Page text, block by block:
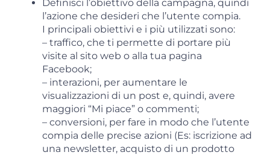
Definisci l’obiettivo della campagna, quindi
l’azione che desideri che l’utente compia.
I principali obiettivi e i più utilizzati sono:
– traffico, che ti permette di portare più
visite al sito web o alla tua pagina
Facebook;
– interazioni, per aumentare le
visualizzazioni di un post e, quindi, avere
maggiori “Mi piace” o commenti;
– conversioni, per fare in modo che l’utente
compia delle precise azioni (Es: iscrizione ad
una newsletter, acquisto di un prodotto